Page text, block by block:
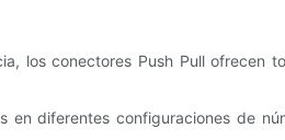
los conectores Push Pull
diferentes configuraciones de